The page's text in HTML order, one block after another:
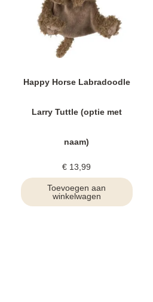
Happy Horse Labradoodle
Larry Tuttle (optie met
naam)
€ 13,99
Toevoegen aan
winkelwagen